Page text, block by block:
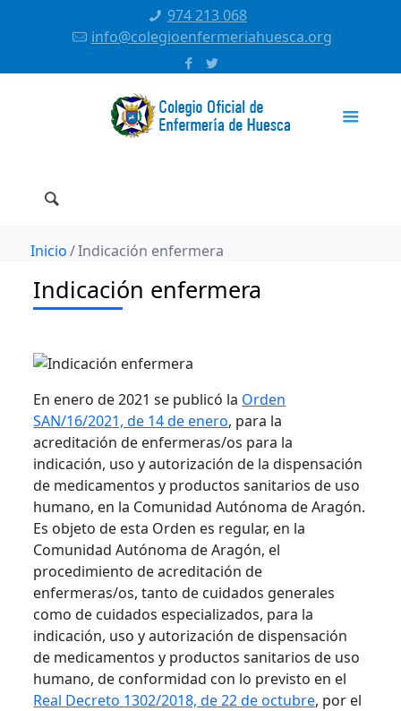
974 213 068
info@colegioenfermeriahuesca.org
Inicio Indicación enfermera
Indicación enfermera
En enero de 2021 se publicó la Orden
SAN/16/2021, de 14 de enero, para la
acreditación de enfermeras/os para la
indicación, uso y autorización de la dispensación
de medicamentos y productos sanitarios de uso
humano, en la Comunidad Autónoma de Aragón.
Es objeto de esta Orden es regular, en la
Comunidad Autónoma de Aragón, el
procedimiento de acreditación de
enfermeras/os, tanto de cuidados generales
como de cuidados especializados, para la
indicación, uso y autorización de dispensación
de medicamentos y productos sanitarios de uso
humano, de conformidad con lo previsto en el
Real Decreto 1302/2018, de 22 de octubre, por el